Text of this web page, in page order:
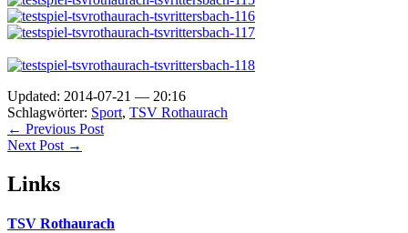
Updated: 2014-07-21 — 20:16
Schlagwörter: Sport, TSV Rothaurach
← Previous Post
Next Post →
Links
TSV Rothaurach